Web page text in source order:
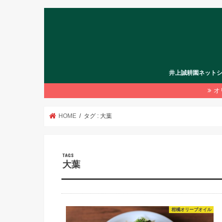
井上誠耕園ネット
オ
HOME タグ : 大葉
大葉
柑橘オリーブオイル